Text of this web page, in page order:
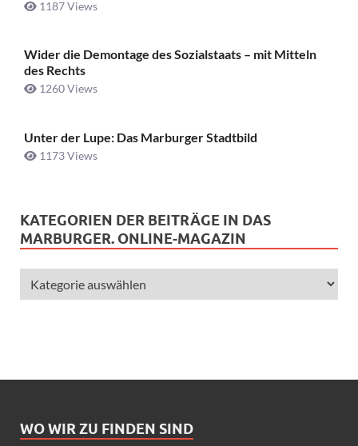
1187 Views
Wider die Demontage des Sozialstaats – mit Mitteln
des Rechts
1260 Views
Unter der Lupe: Das Marburger Stadtbild
1173 Views
KATEGORIEN DER BEITRÄGE IN DAS
MARBURGER. ONLINE-MAGAZIN
WO WIR ZU FINDEN SIND